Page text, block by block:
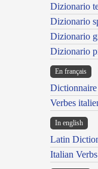
Dizionario
Dizionario
Dizionario
Dizionario
En français
Verbes
In english
Latin
Italian Verbs